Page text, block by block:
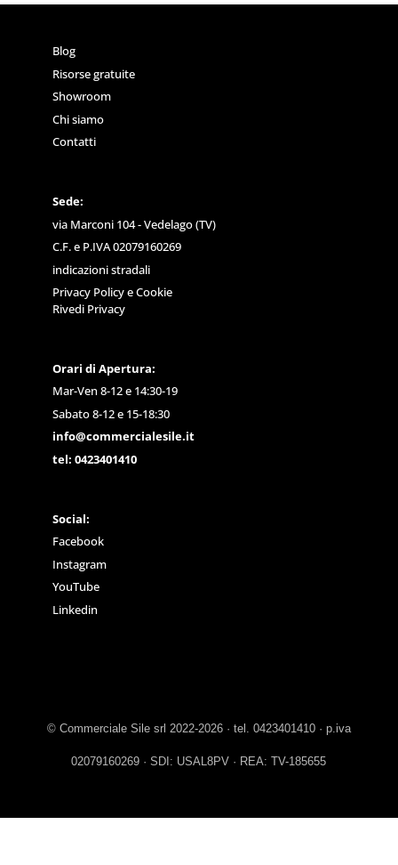
Blog
Risorse gratuite
Showroom
Chi siamo
Contatti
Sede:
via Marconi 104 - Vedelago (TV)
C.F. e P.IVA 02079160269
indicazioni stradali
Privacy PolicyeCookie
Rivedi Privacy
Orari di Apertura:
Mar-Ven 8-12 e 14:30-19
Sabato 8-12 e 15-18:30
info@commercialesile.it
tel: 0423401410
Social:
Facebook
Instagram
YouTube
Linkedin
© Commerciale Sile srl 2022-2026 · tel. 0423401410 · p.iva
02079160269 · SDI: USAL8PV · REA: TV-185655